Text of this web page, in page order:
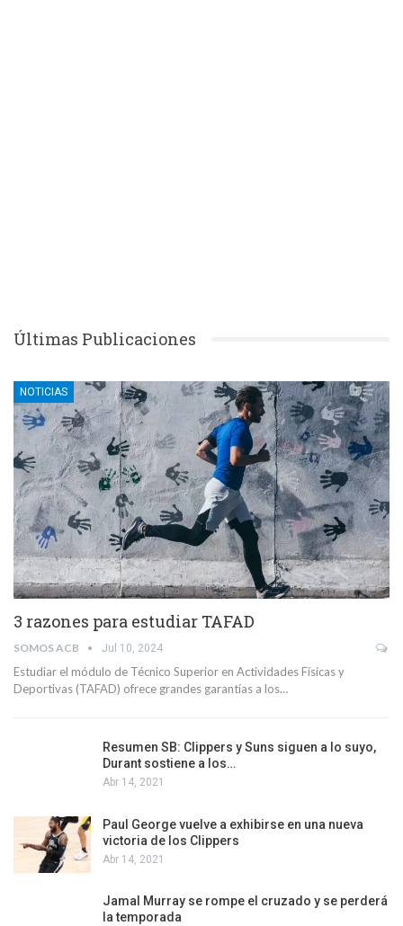
Últimas Publicaciones
NOTICIAS
3 razones para estudiar TAFAD
SOMOS ACB Jul 10, 2024
Estudiar el módulo de Técnico Superior en Actividades Físicas y
Deportivas (TAFAD) ofrece grandes garantías a los…
Resumen SB: Clippers y Suns siguen a lo suyo,
Durant sostiene a los…
Abr 14, 2021
Paul George vuelve a exhibirse en una nueva
victoria de los Clippers
Abr 14, 2021
Jamal Murray se rompe el cruzado y se perderá
la temporada